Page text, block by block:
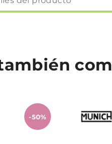
-50%